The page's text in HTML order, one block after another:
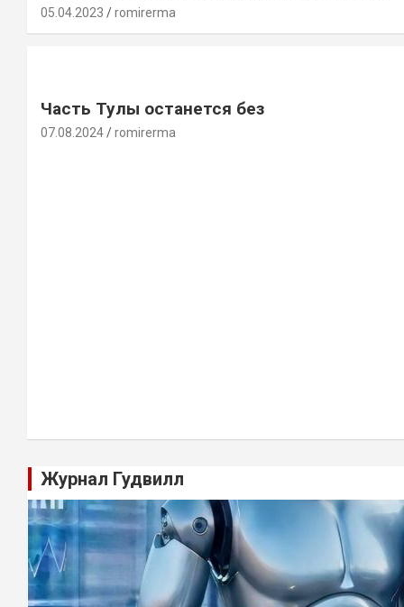
05.04.2023 romirerma
Часть Тулы останется без
07.08.2024 romirerma
Журнал Гудвилл